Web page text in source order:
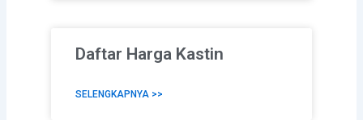
Daftar Harga Kastin
SELENGKAPNYA >>